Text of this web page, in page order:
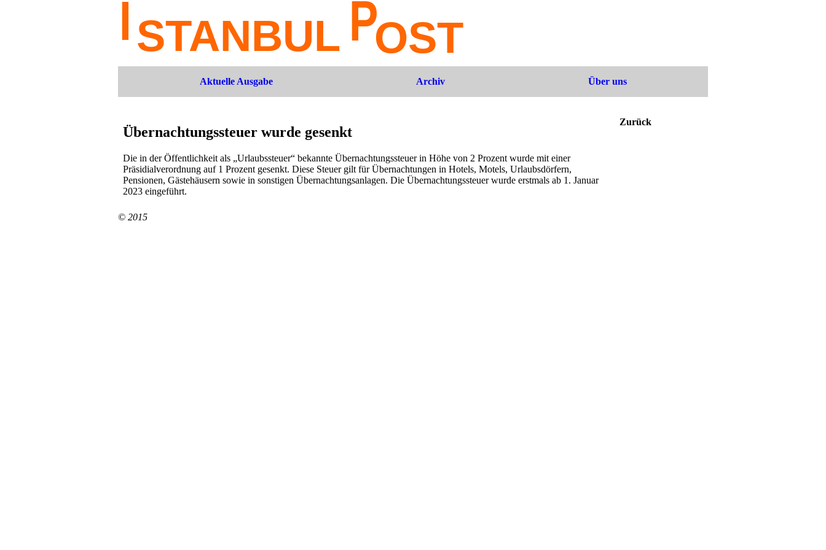
Aktuelle Ausgabe Archiv Über uns
Übernachtungssteuer wurde gesenkt
Die in der Öffentlichkeit als „Urlaubssteuer“ bekannte Übernachtungssteuer in Höhe von 2 Prozent wurde mit einer
Präsidialverordnung auf 1 Prozent gesenkt. Diese Steuer gilt für Übernachtungen in Hotels, Motels, Urlaubsdörfern,
Pensionen, Gästehäusern sowie in sonstigen Übernachtungsanlagen. Die Übernachtungssteuer wurde erstmals ab 1. Januar
2023 eingeführt.
Zurück
© 2015